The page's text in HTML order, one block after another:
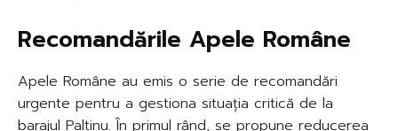
Recomandările Apele Române
Apele Române au emis o serie de recomandări
urgente pentru a gestiona situația critică de la
barajul Paltinu. În primul rând, se propune reducerea